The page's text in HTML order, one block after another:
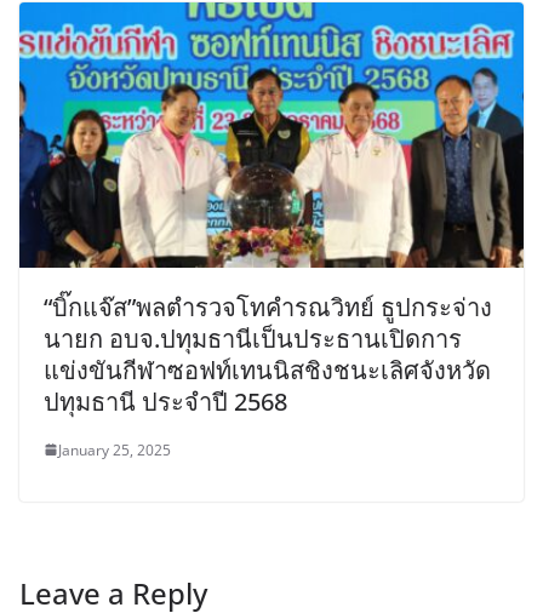
“บิ๊กแจ๊ส”พลตำรวจโทคำรณวิทย์ ธูปกระจ่าง
นายก อบจ.ปทุมธานีเป็นประธานเปิดการ
แข่งขันกีฬาซอฟท์เทนนิสชิงชนะเลิศจังหวัด
ปทุมธานี ประจำปี 2568
January 25, 2025
Leave a Reply